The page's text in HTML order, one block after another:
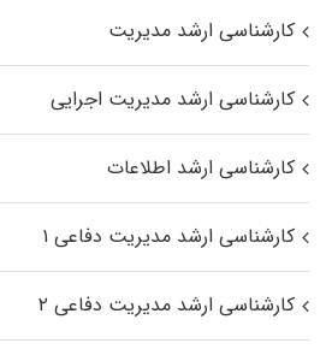
کارشناسی ارشد مدیریت
کارشناسی ارشد مدیریت اجرایی
کارشناسی ارشد اطلاعات
کارشناسی ارشد مدیریت دفاعی ۱
کارشناسی ارشد مدیریت دفاعی ۲